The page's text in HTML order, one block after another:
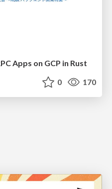
Apps on GCP in Rust
0 170